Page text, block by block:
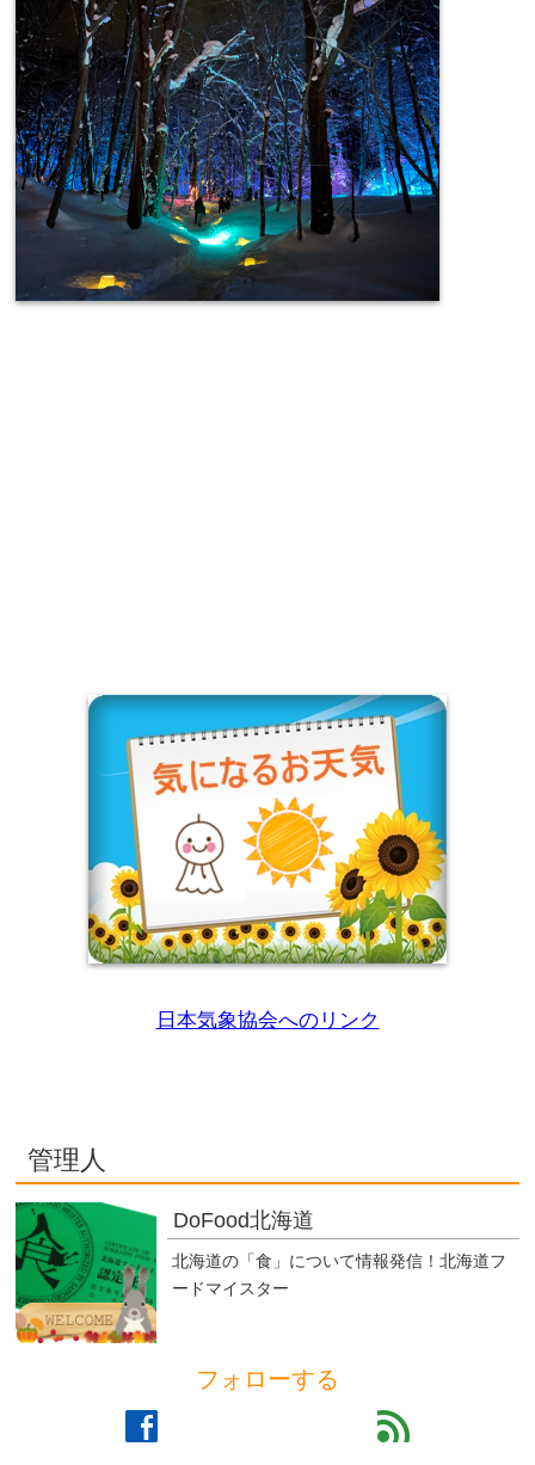
日本気象協会へのリンク
管理人
DoFood北海道
北海道の「食」について情報発信！北海道フ
ードマイスター
フォローする
facebook feed